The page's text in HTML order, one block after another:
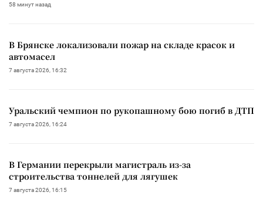
58 минут назад
В Брянске локализовали пожар на складе красок и
автомасел
7 августа 2026, 16:32
Уральский чемпион по рукопашному бою погиб в ДТП
7 августа 2026, 16:24
В Германии перекрыли магистраль из-за
строительства тоннелей для лягушек
7 августа 2026, 16:15